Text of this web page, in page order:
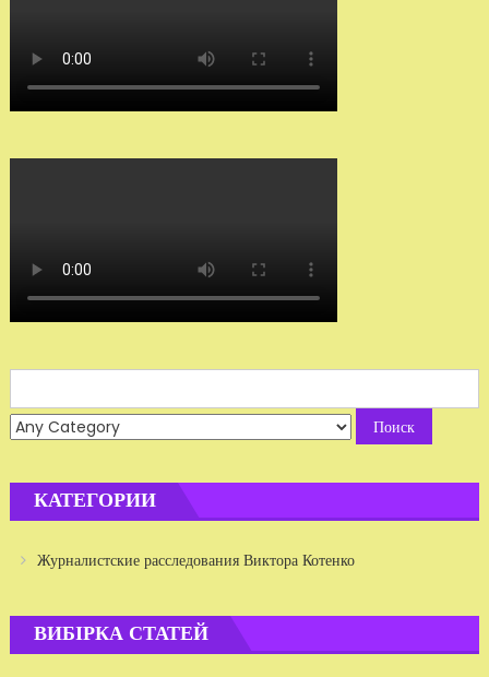
for:
КАТЕГОРИИ
Журналистские расследования Виктора Котенко
ВИБІРКА СТАТЕЙ